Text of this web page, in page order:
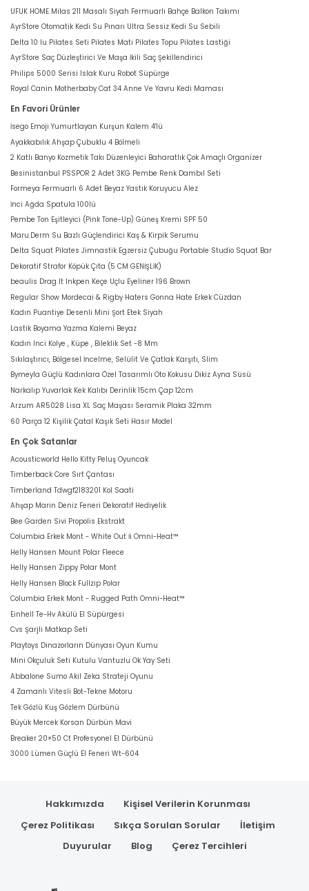
UFUK HOME Milas 211 Masalı Siyah Fermuarlı Bahçe Balkon Takımı
AyrStore Otomatik Kedi Su Pınarı Ultra Sessiz Kedi Su Sebili
Delta 10 lu Pilates Seti Pilates Matı Pilates Topu Pilates Lastiği
AyrStore Saç Düzleştirici Ve Maşa İkili Saç Şekillendirici
Philips 5000 Serisi Islak Kuru Robot Süpürge
Royal Canin Motherbaby Cat 34 Anne Ve Yavru Kedi Maması
En Favori Ürünler
İsego Emoji Yumurtlayan Kurşun Kalem 4'lü
Ayakkabılık Ahşap Çubuklu 4 Bölmeli
2 Katlı Banyo Kozmetik Takı Düzenleyici Baharatlık Çok Amaçlı Organizer
Besinistanbul PSSPOR 2 Adet 3KG Pembe Renk Dambıl Seti
Formeya Fermuarlı 6 Adet Beyaz Yastık Koruyucu Alez
İnci Ağda Spatula 100lü
Pembe Ton Eşitleyici (Pink Tone-Up) Güneş Kremi SPF 50
Maru.Derm Su Bazlı Güçlendirici Kaş & Kirpik Serumu
Delta Squat Pilates Jimnastik Egzersiz Çubuğu Portable Studio Squat Bar
Dekoratif Strafor Köpük Çıta (5 CM GENİŞLİK)
beaulis Drag It Inkpen Keçe Uçlu Eyeliner 196 Brown
Regular Show Mordecai & Rigby Haters Gonna Hate Erkek Cüzdan
Kadın Puantiye Desenli Mini Şort Etek Siyah
Lastik Boyama Yazma Kalemi Beyaz
Kadın Inci Kolye , Küpe , Bileklik Set -8 Mm
Sıkılaştırıcı, Bölgesel İncelme, Selülit Ve Çatlak Karşıtı, Slim
Bymeyla Güçlü Kadınlara Özel Tasarımlı Oto Kokusu Dikiz Ayna Süsü
Narkalıp Yuvarlak Kek Kalıbı Derinlik 15cm Çap 12cm
Arzum AR5028 Lisa XL Saç Maşası Seramik Plaka 32mm
60 Parça 12 Kişilik Çatal Kaşık Seti Hasır Model
En Çok Satanlar
Acousticworld Hello Kitty Peluş Oyuncak
Timberback Core Sırt Çantası
Timberland Tdwgf2183201 Kol Saati
Ahşap Marin Deniz Feneri Dekoratif Hediyelik
Bee Garden Sivi Propolis Ekstrakt
Columbia Erkek Mont - White Out İi Omni-Heat™
Helly Hansen Mount Polar Fleece
Helly Hansen Zippy Polar Mont
Helly Hansen Block Fullzip Polar
Columbia Erkek Mont - Rugged Path Omni-Heat™
Einhell Te-Hv Akülü El Süpürgesi
Cvs Şarjli Matkap Seti
Playtoys Dinazorların Dünyası Oyun Kumu
Mini Okçuluk Seti Kutulu Vantuzlu Ok Yay Seti
Abbalone Sumo Akil Zeka Strateji Oyunu
4 Zamanlı Vitesli Bot-Tekne Motoru
Tek Gözlü Kuş Gözlem Dürbünü
Büyük Mercek Korsan Dürbün Mavi
Breaker 20×50 Ct Profesyonel El Dürbünü
3000 Lümen Güçlü El Feneri Wt-604
Hakkımızda
Kişisel Verilerin Korunması
Çerez Politikası
Sıkça Sorulan Sorular
İletişim
Duyurular
Blog Çerez Tercihleri